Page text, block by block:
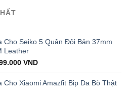
was:
1.000.000 VND.
Cho Seiko 5 Quân Đội Bản 37mm
Leather
VNDCurrent
is:
199.000 VND.
Cho Xiaomi Amazfit Bip Da Bò Thật